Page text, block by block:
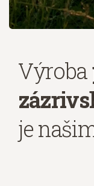
Výroba
je